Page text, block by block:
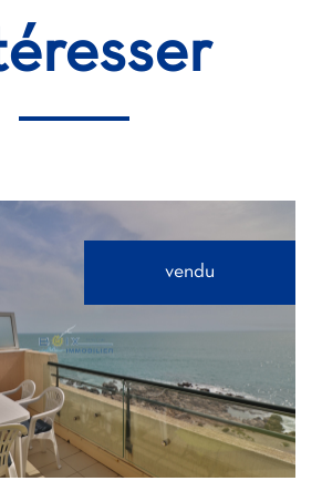
vendu
voir le bien